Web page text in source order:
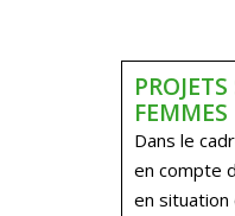
FEMMES
Dans le
en compte
en situation